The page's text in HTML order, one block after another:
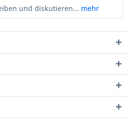
und diskutieren... mehr